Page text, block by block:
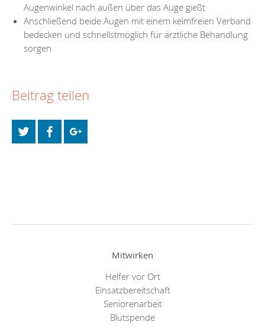
Augenwinkel nach außen über das Auge gießt
Anschließend beide Augen mit einem keimfreien Verband
bedecken und schnellstmöglich für ärztliche Behandlung
sorgen
Beitrag teilen
Mitwirken
Helfer vor Ort
Einsatzbereitschaft
Seniorenarbeit
Blutspende